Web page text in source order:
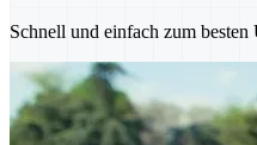
Schnell und einfach zum besten